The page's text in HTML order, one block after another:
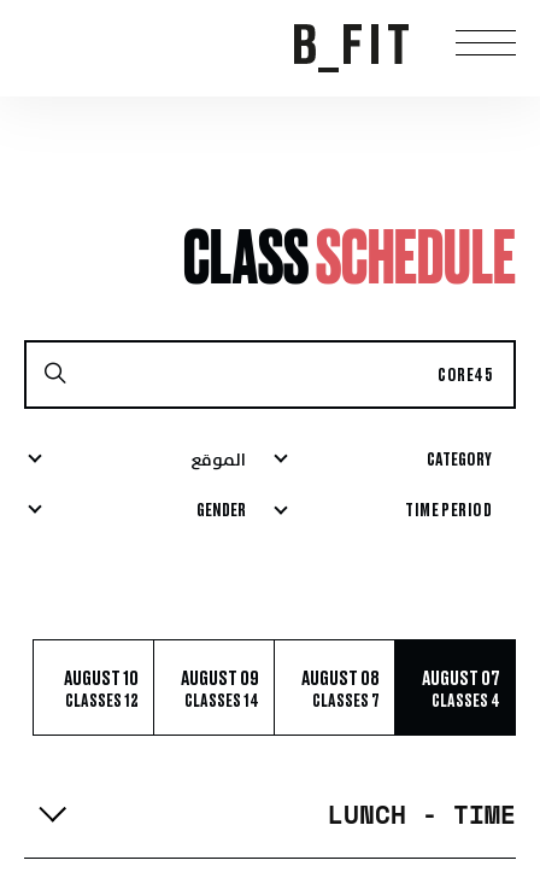
CLASSSCHEDULE
CATEGORY الموقع
GENDER
07 AUGUST
4 CLASSES
08 AUGUST
7 CLASSES
09 AUGUST
14 CLASSES
10 AUGUST
12 CLASSES
LUNCH - TIME